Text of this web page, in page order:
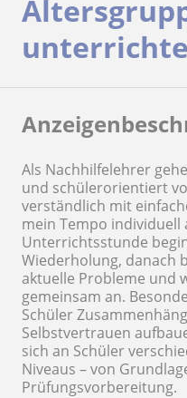
Als Nachhilfelehrer
und schülerorientiert
verständlich mit
mein Tempo individuell
Unterrichtsstunde
Wiederholung, danach
aktuelle Probleme und
gemeinsam an.
Schüler
Selbstvertrauen
sich an Schüler
Niveaus – von
Prüfungsvorbereitung.